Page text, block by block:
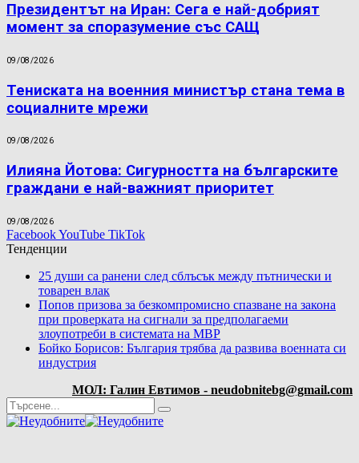
Президентът на Иран: Сега е най-добрият
момент за споразумение със САЩ
09/08/2026
Тениската на военния министър стана тема в
социалните мрежи
09/08/2026
Илияна Йотова: Сигурността на българските
граждани е най-важният приоритет
09/08/2026
FacebookYouTube TikTok
Тенденции
25 души са ранени след сблъсък между пътнически и
товарен влак
Попов призова за безкомпромисно спазване на закона
при проверката на сигнали за предполагаеми
злоупотреби в системата на МВР
Бойко Борисов: България трябва да развива военната си
индустрия
МОЛ: Галин Евтимов - neudobnitebg@gmail.com